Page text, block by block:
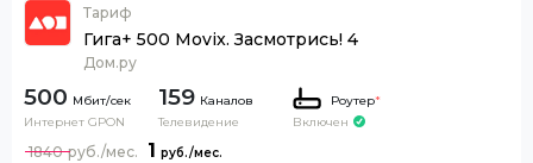
Тариф
Гига+ 500 Movix. Засмотрись! 4
Дом.ру
500
Интернет GPON
159 Каналов
Телевидение
Роутер*
Включен
1
1840